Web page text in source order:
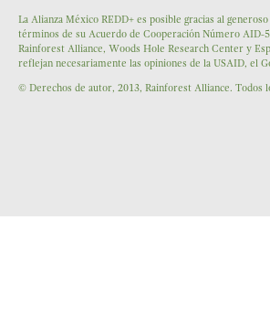
La Alianza México REDD+ es posible gracias al
términos de su Acuerdo de Cooperación Número AID-
Rainforest Alliance, Woods Hole Research Center y
reflejan necesariamente las opiniones de la USAID, el
© Derechos de autor, 2013, Rainforest Alliance. Todos